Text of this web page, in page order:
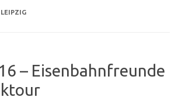
LEIPZIG
– Eisenbahnfreunde